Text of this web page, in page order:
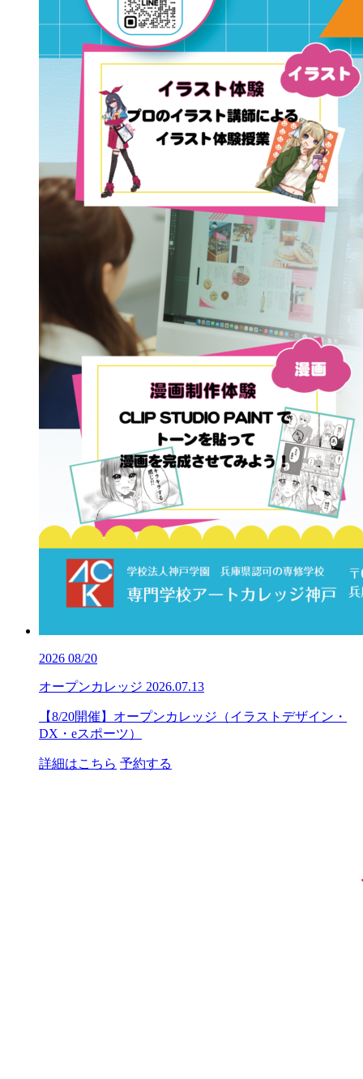
2026 08/20
オープンカレッジ 2026.07.13
【8/20開催】オープンカレッジ（イラストデザイン・
DX・eスポーツ）
詳細はこちら 予約する